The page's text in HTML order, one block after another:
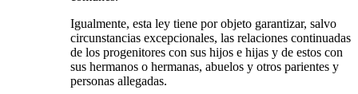
Igualmente, esta ley tiene por objeto garantizar, salvo
circunstancias excepcionales, las relaciones continuadas
de los progenitores con sus hijos e hijas y de estos con
sus hermanos o hermanas, abuelos y otros parientes y
personas allegadas.